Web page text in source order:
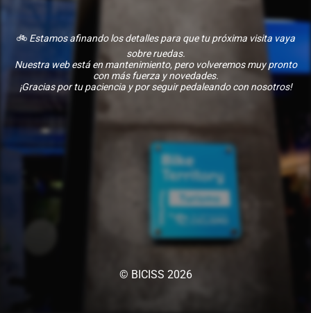
🚲 Estamos afinando los detalles para que tu próxima visita vaya
sobre ruedas.
Nuestra web está en mantenimiento, pero volveremos muy pronto
con más fuerza y novedades.
¡Gracias por tu paciencia y por seguir pedaleando con nosotros!
© BICISS 2026